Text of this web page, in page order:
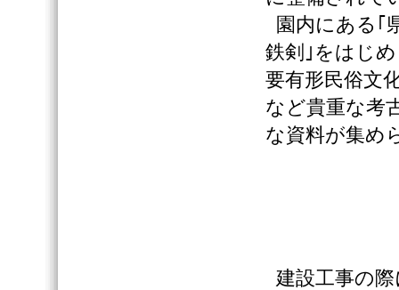
園内にある｢
鉄剣｣をはじ
要有形民俗文
など貴重な考
な資料が集め
建設工事の